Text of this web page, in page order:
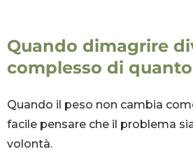
Quando dimagrire
complesso di
Quando il peso non cambia
facile pensare che il problema
volontà.